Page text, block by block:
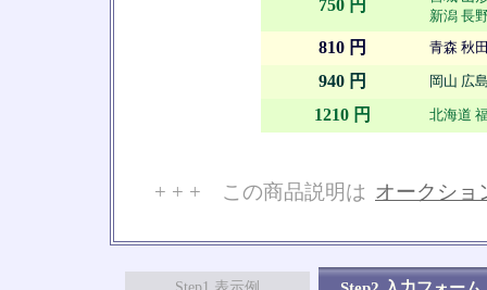
750 円
新潟 長
810 円 青森 秋
940 円 岡山 広
1210 円 北海道
+ + + この商品説明は オークショ